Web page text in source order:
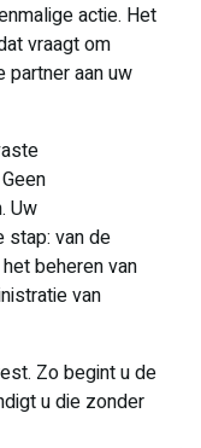
actie. Het
vraagt om
partner aan uw
Uw
stap: van de
beheren van
van
Zo begint u de
u die zonder